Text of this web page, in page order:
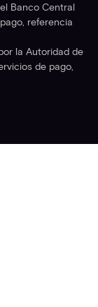
Banco Central
referencia
la Autoridad de
de pago,